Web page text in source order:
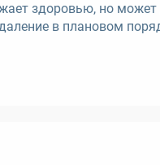
здоровью, но может
в плановом